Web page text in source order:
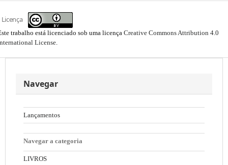
Licença
trabalho está licenciado sob uma licença Creative Commons Attribution 4.0
License
Navegar
Lançamentos
Navegar a categoria
LIVROS